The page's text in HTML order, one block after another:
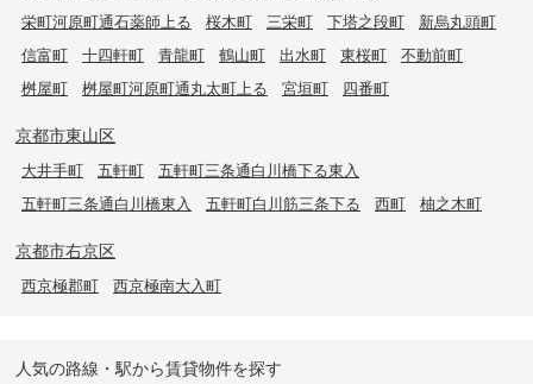
栄町河原町通石薬師上る
桜木町 三栄町 下塔之段町
新烏丸頭町
信富町
十四軒町 青龍町 鶴山町 出水町 東桜町
不動前町
桝屋町
桝屋町河原町通丸太町上る 宮垣町 四番町
京都市東山区
大井手町 五軒町
五軒町三条通白川橋下る東入
五軒町三条通白川橋東入
五軒町白川筋三条下る 西町 柚之木町
京都市右京区
西京極郡町 西京極南大入町
人気の路線・駅から賃貸物件を探す